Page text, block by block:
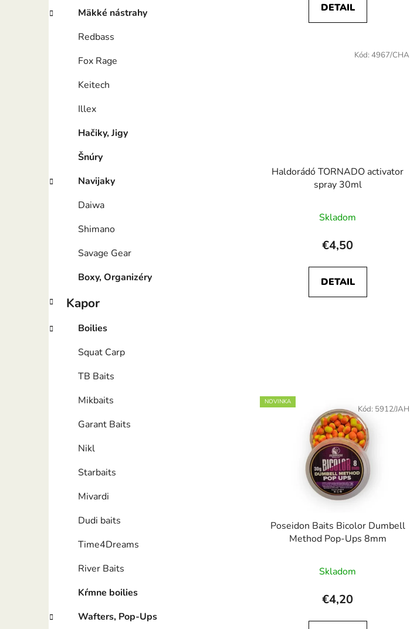
Mäkké nástrahy
Redbass
Fox Rage
Keitech
Illex
Hačiky, Jigy
Šnúry
Navijaky
Daiwa
Shimano
Savage Gear
Boxy, Organizéry
Kapor
Boilies
Squat Carp
TB Baits
Mikbaits
Garant Baits
Nikl
Starbaits
Mivardi
Dudi baits
Time4Dreams
River Baits
Kŕmne boilies
Wafters, Pop-Ups
DETAIL
Haldorádó TORNADO activator
spray 30ml
Skladom
€4,50
DETAIL
Kód: 4967/CHA
NOVINKA
Poseidon Baits Bicolor Dumbell
Method Pop-Ups 8mm
Skladom
€4,20
Kód: 5912/JAH